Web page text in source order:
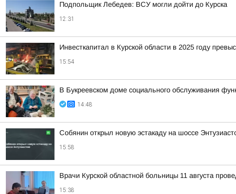
Подпольщик Лебедев: ВСУ могли дойти до Курска
12:31
Инвесткапитал в Курской области в 2025 году
15:54
В Букреевском доме социального обслуживания
14:48
Собянин открыл новую эстакаду на шоссе
15:58
Врачи Курской областной больницы 11 августа
15:38